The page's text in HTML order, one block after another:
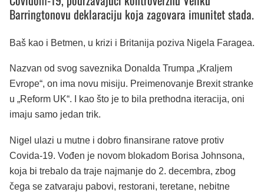
Barringtonovu deklaraciju koja zagovara imunitet stada.
Baš kao i Betmen, u krizi i Britanija poziva Nigela Faragea.
Nazvan od svog saveznika Donalda Trumpa „Kraljem
Evrope“, on ima novu misiju. Preimenovanje Brexit stranke
u „Reform UK“. I kao što je to bila prethodna iteracija, oni
imaju samo jedan trik.
Nigel ulazi u mutne i dobro finansirane ratove protiv
Covida-19. Vođen je novom blokadom Borisa Johnsona,
koja bi trebalo da traje najmanje do 2. decembra, zbog
čega se zatvaraju pabovi, restorani, teretane, nebitne